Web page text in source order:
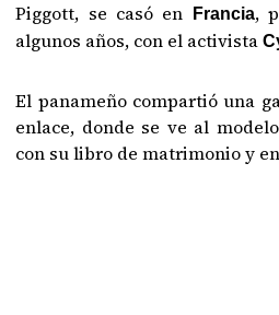
Piggott, se casó en Francia,
algunos años, con el activista
El panameño compartió una
enlace, donde se ve al
con su libro de matrimonio y